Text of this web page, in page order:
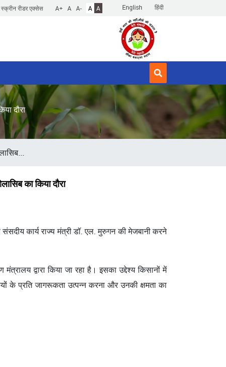
English हिंदी
स्क्रीन रीडर एक्सेस A+ A A- A A
दौरा
का किया दौरा
कार्य राज्य मंत्री डॉ. एल. मुरुगन की मेजबानी करने
द्वारा किया जा रहा है। इसका उद्देश्य किसानों में
के प्रति जागरूकता उत्पन्न करना और उनकी क्षमता का